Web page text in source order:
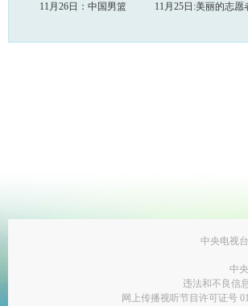
11月26日：中国男篮
11月25日:美丽的志愿
中央电视
中
违法和不良信
网上传播视听节目许可证号